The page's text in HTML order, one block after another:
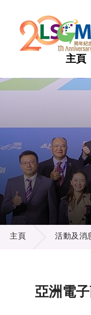
主頁
熱門
熱門
熱門
熱門
熱門
活動及消息
主頁 活動及消
亞洲電